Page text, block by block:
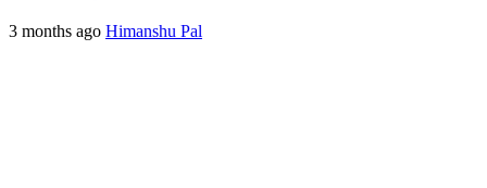
3 months ago Himanshu Pal